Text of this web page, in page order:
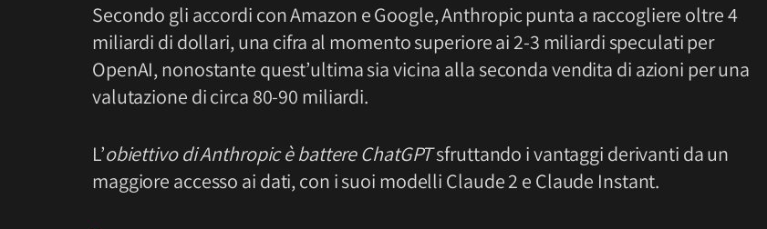
Secondo gli accordi con Amazon e Google, Anthropic punta a raccogliere oltre 4
miliardi di dollari, una cifra al momento superiore ai 2-3 miliardi speculati per
OpenAI, nonostante quest’ultima sia vicina alla seconda vendita di azioni per una
valutazione di circa 80-90 miliardi.
L’obiettivo di Anthropic è battere ChatGPTsfruttando i vantaggi derivanti da un
maggiore accesso ai dati, con i suoi modelli Claude 2 e Claude Instant.